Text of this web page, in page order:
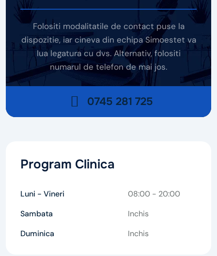
Folositi modalitatile de contact puse la
dispozitie, iar cineva din echipa Simoestet va
lua legatura cu dvs. Alternativ, folositi
numarul de telefon de mai jos.
0745 281 725
Program Clinica
Luni - Vineri
08:00 - 20:00
Sambata
Inchis
Duminica
Inchis